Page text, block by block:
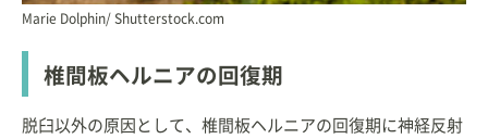
Marie Dolphin/ Shutterstock.com
椎間板ヘルニアの回復期
脱臼以外の原因として、椎間板ヘルニアの回復期に神経反射